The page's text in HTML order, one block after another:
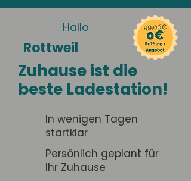
Hallo
Rottweil
Zuhause ist die
beste Ladestation!
In wenigen Tagen
startklar
Persönlich geplant für
Ihr Zuhause